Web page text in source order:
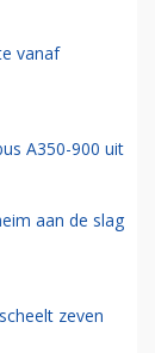
vanaf
A350-900 uit
aan de slag
zeven